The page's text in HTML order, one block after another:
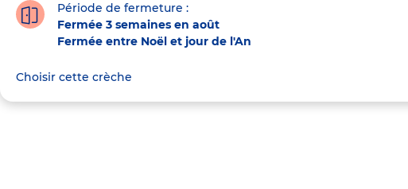
Période de fermeture :
Fermée 3 semaines en août
Fermée entre Noël et jour de l'An
Choisir cette crèche